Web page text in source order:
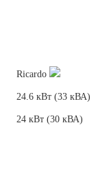
Ricardo
24.6 кВт (33 кВА)
24 кВт (30 кВА)